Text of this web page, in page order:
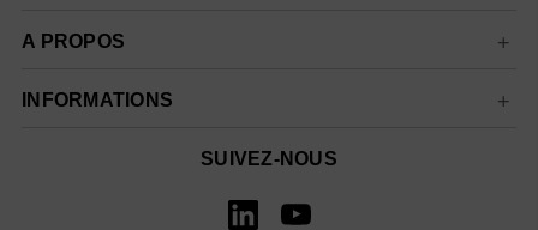
A PROPOS
INFORMATIONS
SUIVEZ-NOUS